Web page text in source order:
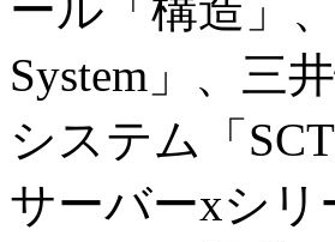
System」、三
システム「
サーバーxシ